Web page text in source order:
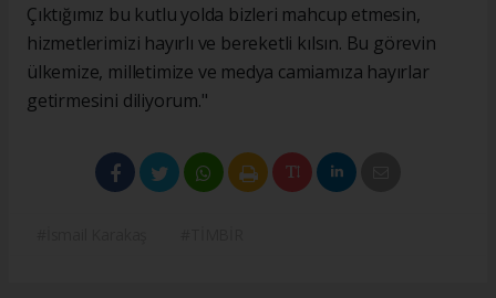
Çıktığımız bu kutlu yolda bizleri mahcup etmesin,
hizmetlerimizi hayırlı ve bereketli kılsın. Bu görevin
ülkemize, milletimize ve medya camiamıza hayırlar
getirmesini diliyorum."